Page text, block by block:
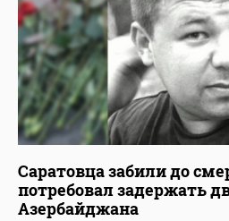
Саратовца забили до
потребовал задержать
Азербайджана